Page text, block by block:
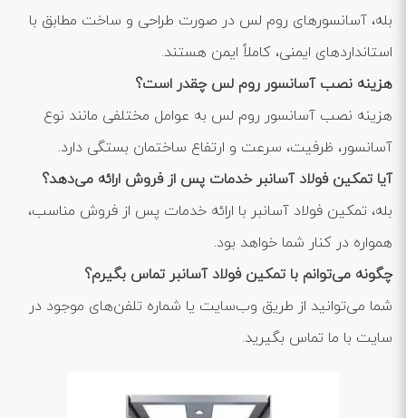
بله، آسانسورهای روم لس در صورت طراحی و ساخت مطابق با
استانداردهای ایمنی، کاملاً ایمن هستند.
هزینه نصب آسانسور روم لس چقدر است؟
هزینه نصب آسانسور روم لس به عوامل مختلفی مانند نوع
آسانسور، ظرفیت، سرعت و ارتفاع ساختمان بستگی دارد.
آیا تمکین فولاد آسانبر خدمات پس از فروش ارائه می‌دهد؟
بله، تمکین فولاد آسانبر با ارائه خدمات پس از فروش مناسب،
همواره در کنار شما خواهد بود.
چگونه می‌توانم با تمکین فولاد آسانبر تماس بگیرم؟
شما می‌توانید از طریق وب‌سایت یا شماره تلفن‌های موجود در
سایت با ما تماس بگیرید.